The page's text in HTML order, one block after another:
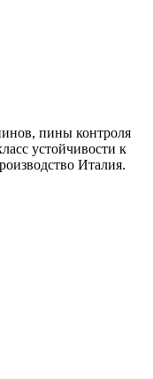
пины контроля
устойчивости к
Италия.